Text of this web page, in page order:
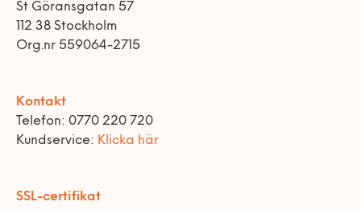
St Göransgatan 57
112 38 Stockholm
Org.nr 559064-2715
Kontakt
Telefon: 0770 220 720
Kundservice: Klicka här
SSL-certifikat